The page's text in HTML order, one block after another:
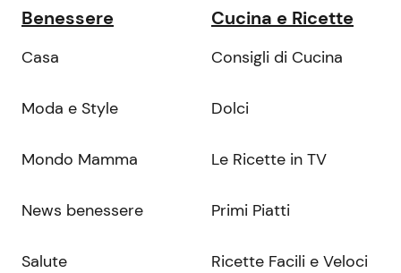
Benessere
Casa
Moda e Style
Mondo Mamma
News benessere
Salute
Cucina e Ricette
Consigli di Cucina
Dolci
Le Ricette in TV
Primi Piatti
Ricette Facili e Veloci